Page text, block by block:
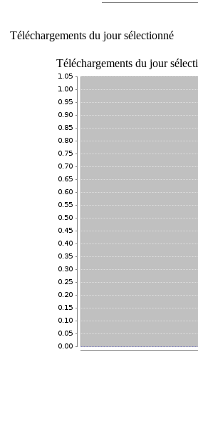
Téléchargements du jour sélectionné
Téléchargements du jour